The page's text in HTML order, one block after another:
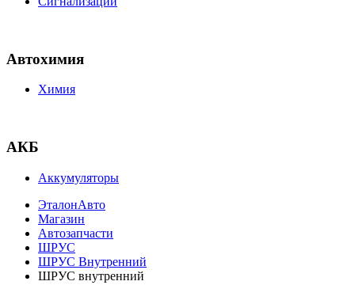
Автохимия
Химия
АКБ
Аккумуляторы
ЭталонАвто
Магазин
Автозапчасти
ШРУС
ШРУС Внутренний
ШРУС внутренний